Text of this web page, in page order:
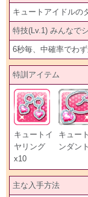
キュートアイドルの
特技(Lv.1) みんなで
6秒毎、中確率でわ
特訓アイテム
キュートイ
ヤリング
x10
キュー
ンダン
主な入手方法